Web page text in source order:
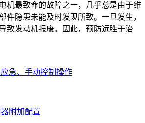
机最致命的故障之一，几乎总是由于维
件隐患未能及时发现所致。一旦发生，
致发动机报废。因此，预防远胜于治
急、手动控制操作
附加配置